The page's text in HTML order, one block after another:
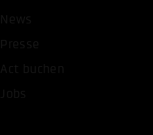
News
Presse
Act buchen
Jobs